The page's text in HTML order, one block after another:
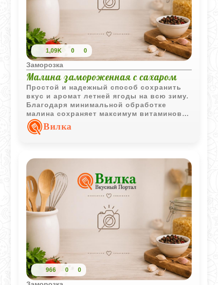
1,09K 0 0
Заморозка
Малина замороженная с сахаром
Простой и надежный способ сохранить
вкус и аромат летней ягоды на всю зиму.
Благодаря минимальной обработке
малина сохраняет максимум витаминов, а
небольшое количество сахара помогает
сберечь структуру ягод после
Вилка
966 0 0